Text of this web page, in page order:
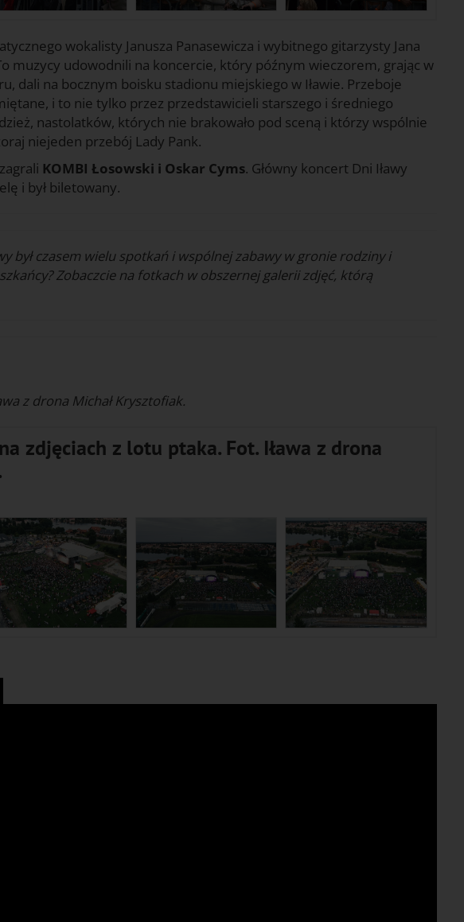
wokalisty Janusza Panasewicza i wybitnego gitarzysty Jana
muzycy udowodnili na koncercie, który późnym wieczorem, grając w
dali na bocznym boisku stadionu miejskiego w Iławie. Przeboje
i to nie tylko przez przedstawicieli starszego i średniego
nastolatków, których nie brakowało pod sceną i którzy wspólnie
niejeden przebój Lady Pank.
KOMBI Łosowski i Oskar Cyms. Główny koncert Dni Iławy
i był biletowany.
był czasem wielu spotkań i wspólnej zabawy w gronie rodziny i
Zobaczcie na fotkach w obszernej galerii zdjęć, którą
z drona Michał Krysztofiak.
zdjęciach z lotu ptaka. Fot. Iława z drona